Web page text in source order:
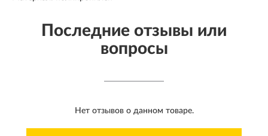
Последние отзывы или
вопросы
Нет отзывов о данном товаре.